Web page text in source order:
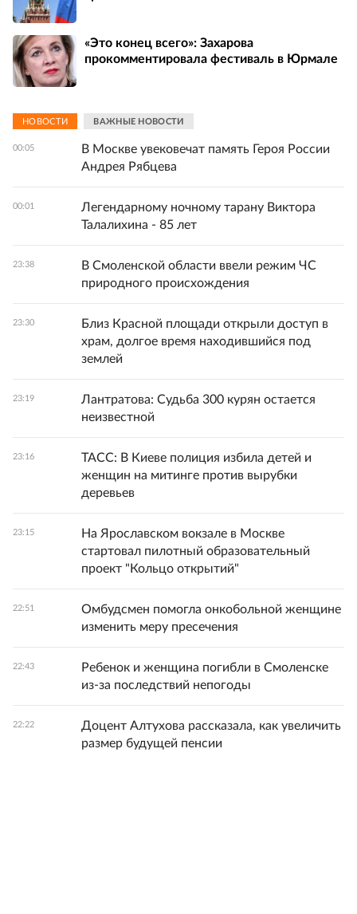
«Это конец всего»: Захарова
прокомментировала фестиваль в Юрмале
НОВОСТИ ВАЖНЫЕ НОВОСТИ
00:05
В Москве увековечат память Героя России
Андрея Рябцева
00:01
Легендарному ночному тарану Виктора
Талалихина - 85 лет
23:38
В Смоленской области ввели режим ЧС
природного происхождения
23:30
Близ Красной площади открыли доступ в
храм, долгое время находившийся под
землей
23:19
Лантратова: Судьба 300 курян остается
неизвестной
23:16
ТАСС: В Киеве полиция избила детей и
женщин на митинге против вырубки
деревьев
23:15
На Ярославском вокзале в Москве
стартовал пилотный образовательный
проект "Кольцо открытий"
22:51
Омбудсмен помогла онкобольной женщине
изменить меру пресечения
22:43
Ребенок и женщина погибли в Смоленске
из-за последствий непогоды
22:22
Доцент Алтухова рассказала, как увеличить
размер будущей пенсии